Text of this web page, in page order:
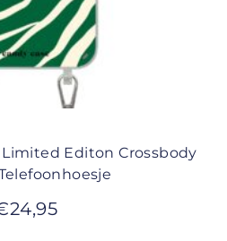
Limited Editon Crossbody
24,95